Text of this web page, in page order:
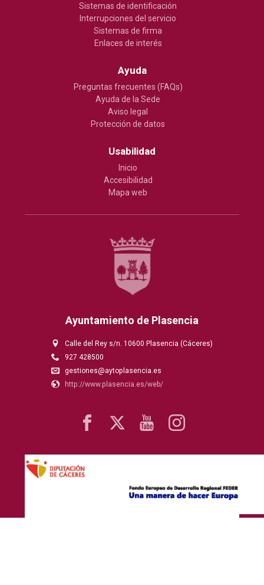
Sistemas de identificación
Interrupciones del servicio
Sistemas de firma
Enlaces de interés
Ayuda
Preguntas frecuentes (FAQs)
Ayuda de la Sede
Aviso legal
Protección de datos
Usabilidad
Inicio
Accesibilidad
Mapa web
Ayuntamiento de Plasencia
Calle del Rey s/n. 10600 Plasencia (Cáceres)
927 428500
gestiones@aytoplasencia.es
http://www.plasencia.es/web/